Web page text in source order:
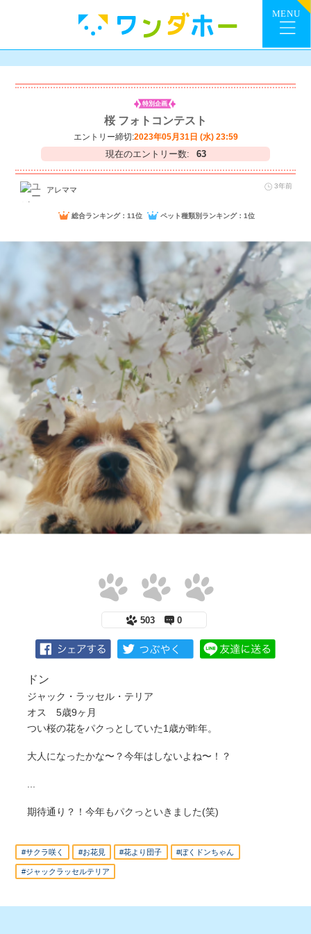
特別企画
桜 フォトコンテスト
エントリー締切:2023年05月31日 (水) 23:59
現在のエントリー数: 63
アレママ 3年前
総合ランキング：11位 ペット種類別ランキング：1位
503 0
ドン
ジャック・ラッセル・テリア
オス 5歳9ヶ月
つい桜の花をパクっとしていた1歳が昨年。
大人になったかな〜？今年はしないよね〜！？
期待通り？！今年もパクっといきました(笑)
#サクラ咲く #お花見 #花より団子 #ぼくドンちゃん
#ジャックラッセルテリア